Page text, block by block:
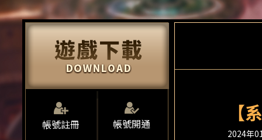
帳號註冊 帳號開通 【
2024年